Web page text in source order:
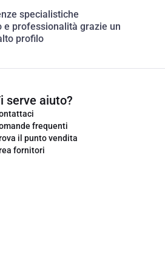
specialistiche
e professionalità grazie un
profilo
serve aiuto?
frequenti
il punto vendita
fornitori